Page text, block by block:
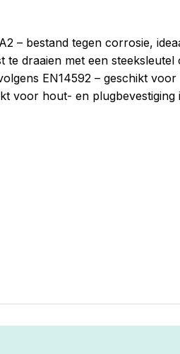
– bestand tegen corrosie,
te draaien met een steeksleutel
EN14592 – geschikt
voor hout- en plugbevestiging